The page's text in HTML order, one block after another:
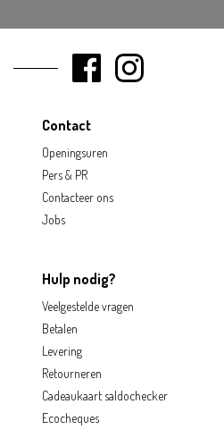
Contact
Openingsuren
Pers & PR
Contacteer ons
Jobs
Hulp nodig?
Veelgestelde vragen
Betalen
Levering
Retourneren
Cadeaukaart saldochecker
Ecocheques